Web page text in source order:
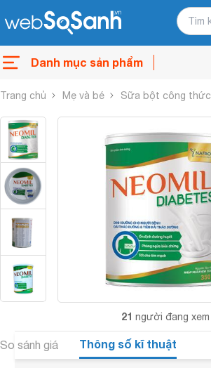
Danh mục sản phẩm
Trang chủ Mẹ và bé Sữa bột công thức
21 người đang xem
So sánh giá Thông số kĩ thuật